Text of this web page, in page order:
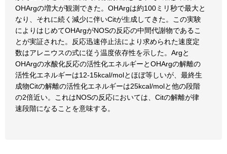
OHArgの増大が観測できた。OHArgは約100ミリ秒で最大と
なり、それに続く減少に伴いCitが生成してきた。この実験
によりはじめてOHArgがNOSの反応の中間代謝物であるこ
とが実証された。反応迅速停止法により求められた速度定
数はアレニウスの式に従う温度依存性を示した。Argと
OHArgの水酸化反応の活性化エネルギーとOHArgの解離の
活性化エネルギーは12-15kcal/molとほぼ等しいが、最終生
成物Citの解離の活性化エネルギーは25kcal/molと他の段階
の2倍近い。これはNOSの反応においては、Citの解離が律
速段階になることを意味する。